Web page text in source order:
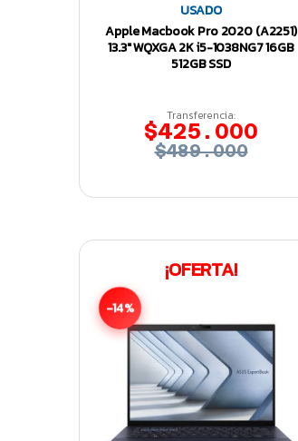
USADO
Apple Macbook Pro 2020 (A2251)
13.3″ WQXGA 2K i5-1038NG7 16GB
512GB SSD
Transferencia:
$425.000
$489.000
¡OFERTA!
-14%